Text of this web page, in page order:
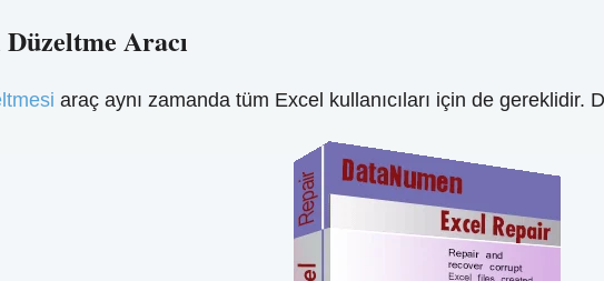
Aracı
araç aynı zamanda tüm Excel kullanıcıları için de